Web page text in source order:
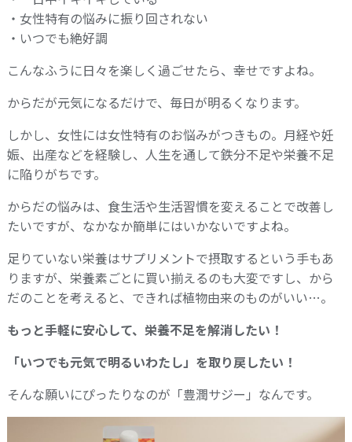
・女性特有の悩みに振り回されない
・いつでも絶好調
こんなふうに日々を楽しく過ごせたら、幸せですよね。
からだが元気になるだけで、毎日が明るくなります。
しかし、女性には女性特有のお悩みがつきもの。月経や妊
娠、出産などを経験し、人生を通して鉄分不足や栄養不足
に陥りがちです。
からだの悩みは、食生活や生活習慣を変えることで改善し
たいですが、なかなか簡単にはいかないですよね。
足りていない栄養はサプリメントで摂取するという手もあ
りますが、栄養素ごとに買い揃えるのも大変ですし、から
だのことを考えると、できれば植物由来のものがいい…。
もっと手軽に安心して、栄養不足を解消したい！
「いつでも元気で明るいわたし」を取り戻したい！
そんな願いにぴったりなのが「豊潤サジー」なんです。